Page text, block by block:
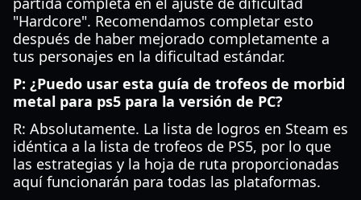
"Hardcore". Recomendamos completar esto
después de haber mejorado completamente a
tus personajes en la dificultad estándar.
P: ¿Puedo usar esta guía de trofeos de morbid
metal para ps5 para la versión de PC?
R: Absolutamente. La lista de logros en Steam es
idéntica a la lista de trofeos de PS5, por lo que
las estrategias y la hoja de ruta proporcionadas
aquí funcionarán para todas las plataformas.